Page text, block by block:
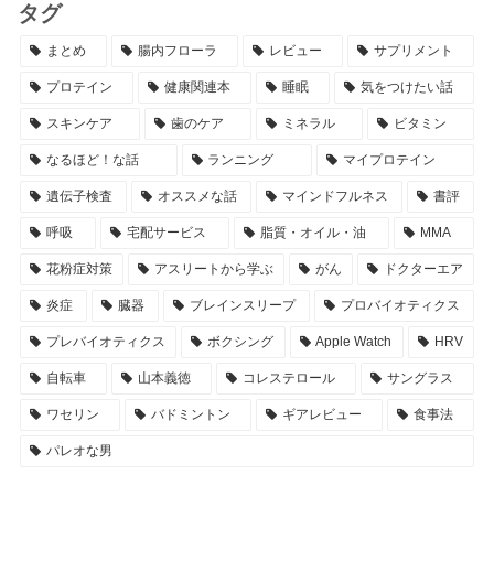
タグ
まとめ 腸内フローラ レビュー サプリメント
プロテイン 健康関連本 睡眠 気をつけたい話
スキンケア 歯のケア ミネラル ビタミン
なるほど！な話 ランニング マイプロテイン
遺伝子検査 オススメな話 マインドフルネス 書評
呼吸 宅配サービス 脂質・オイル・油 MMA
花粉症対策 アスリートから学ぶ がん ドクターエア
炎症 臓器 ブレインスリープ プロバイオティクス
プレバイオティクス ボクシング Apple Watch HRV
自転車 山本義徳 コレステロール サングラス
ワセリン バドミントン ギアレビュー 食事法
パレオな男